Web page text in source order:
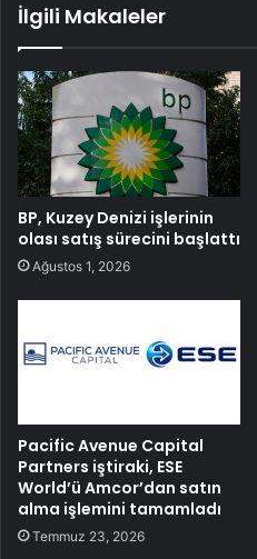
İlgili Makaleler
BP, Kuzey Denizi işlerinin
olası satış sürecini başlattı
Ağustos 1, 2026
Pacific Avenue Capital
Partners iştiraki, ESE
World’ü Amcor’dan satın
alma işlemini tamamladı
Temmuz 23, 2026